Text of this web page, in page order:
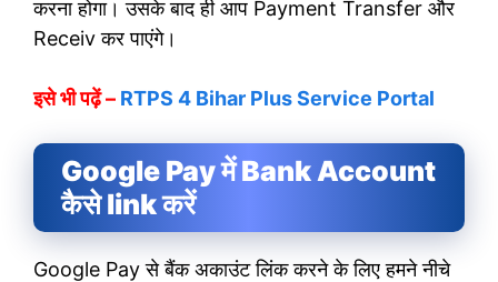
करना होगा। उसके बाद ही आप Payment Transfer और
Receiv कर पाएंगे।
इसे भी पढ़ें – RTPS 4 Bihar Plus Service Portal
Google Pay में Bank Account
कैसे link करें
Google Pay से बैंक अकाउंट लिंक करने के लिए हमने नीचे